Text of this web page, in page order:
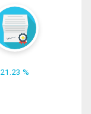
21.23 %